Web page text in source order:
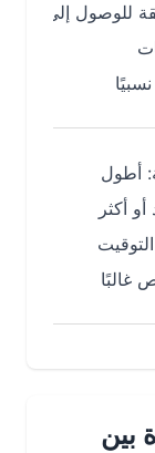
إلى الرياض